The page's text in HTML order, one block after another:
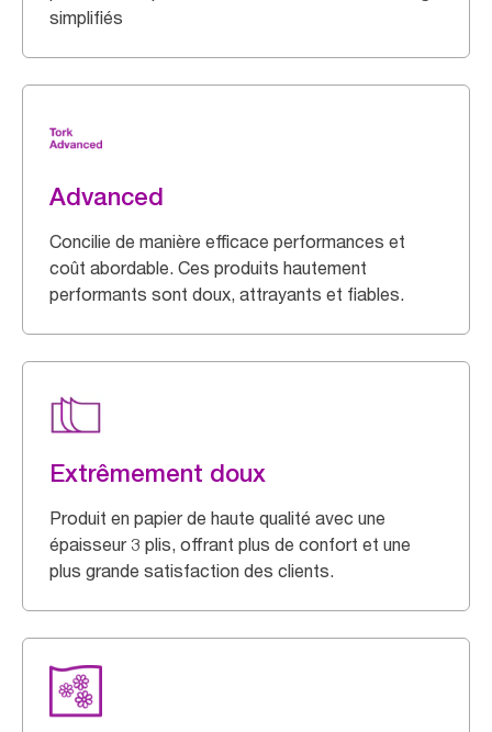
simplifiés
Advanced
Concilie de manière efficace performances et
coût abordable. Ces produits hautement
performants sont doux, attrayants et fiables.
Extrêmement doux
Produit en papier de haute qualité avec une
épaisseur 3 plis, offrant plus de confort et une
plus grande satisfaction des clients.